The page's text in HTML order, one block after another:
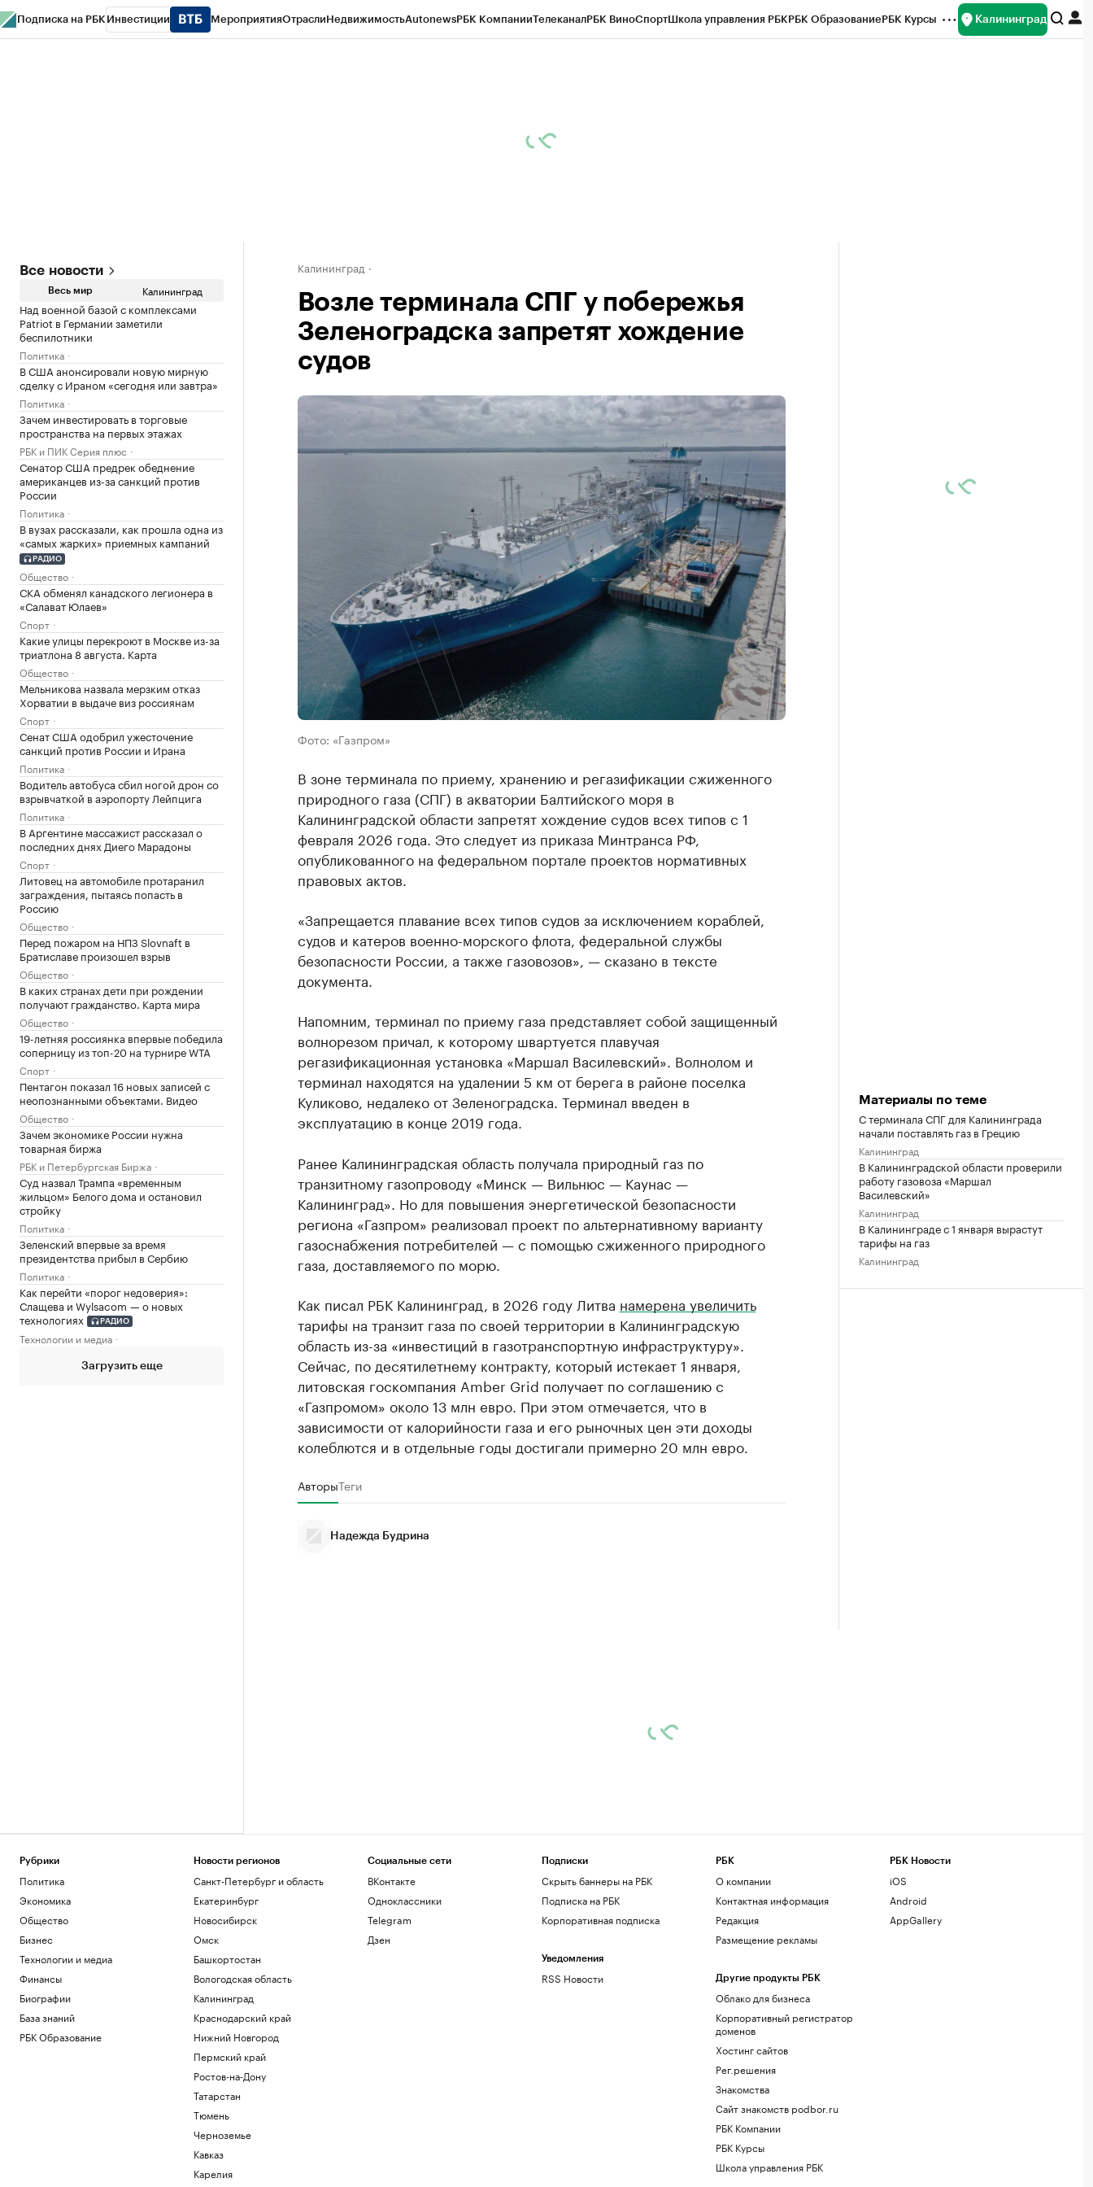
Подписка на РБК Инвестиции МероприятияОтраслиНедвижимостьAutonewsРБК КомпанииТелеканалРБК ВиноСпортШкола управления РБКРБК ОбразованиеРБК Курсы Калининград
Все новости
Весь мир Калининград
Над военной базой с комплексами
Patriot в Германии заметили
беспилотники
Политика
В США анонсировали новую мирную
сделку с Ираном «сегодня или завтра»
Политика
Зачем инвестировать в торговые
пространства на первых этажах
РБК и ПИК Серия плюс
Сенатор США предрек обеднение
американцев из-за санкций против
России
Политика
В вузах рассказали, как прошла одна из
«самых жарких» приемных кампаний
РАДИО
Общество
СКА обменял канадского легионера в
«Салават Юлаев»
Спорт
Какие улицы перекроют в Москве из-за
триатлона 8 августа. Карта
Общество
Мельникова назвала мерзким отказ
Хорватии в выдаче виз россиянам
Спорт
Сенат США одобрил ужесточение
санкций против России и Ирана
Политика
Водитель автобуса сбил ногой дрон со
взрывчаткой в аэропорту Лейпцига
Политика
В Аргентине массажист рассказал о
последних днях Диего Марадоны
Спорт
Литовец на автомобиле протаранил
заграждения, пытаясь попасть в
Россию
Общество
Перед пожаром на НПЗ Slovnaft в
Братиславе произошел взрыв
Общество
В каких странах дети при рождении
получают гражданство. Карта мира
Общество
19-летняя россиянка впервые победила
соперницу из топ-20 на турнире WTA
Спорт
Пентагон показал 16 новых записей с
неопознанными объектами. Видео
Общество
Зачем экономике России нужна
товарная биржа
РБК и Петербургская Биржа
Суд назвал Трампа «временным
жильцом» Белого дома и остановил
стройку
Политика
Зеленский впервые за время
президентства прибыл в Сербию
Политика
Как перейти «порог недоверия»:
Слащева и Wylsacom — о новых
технологиях
РАДИО
Технологии и медиа
Загрузить еще
Калининград
Возле терминала СПГ у побережья
Зеленоградска запретят хождение
судов
Фото: «Газпром»
В зоне терминала по приему, хранению и регазификации сжиженного
природного газа (СПГ) в акватории Балтийского моря в
Калининградской области запретят хождение судов всех типов с 1
февраля 2026 года. Это следует из приказа Минтранса РФ,
опубликованного на федеральном портале проектов нормативных
правовых актов.
«Запрещается плавание всех типов судов за исключением кораблей,
судов и катеров военно-морского флота, федеральной службы
безопасности России, а также газовозов», — сказано в тексте
документа.
Напомним, терминал по приему газа представляет собой защищенный
волнорезом причал, к которому швартуется плавучая
регазификационная установка «Маршал Василевский». Волнолом и
терминал находятся на удалении 5 км от берега в районе поселка
Куликово, недалеко от Зеленоградска. Терминал введен в
эксплуатацию в конце 2019 года.
Ранее Калининградская область получала природный газ по
транзитному газопроводу «Минск — Вильнюс — Каунас —
Калининград». Но для повышения энергетической безопасности
региона «Газпром» реализовал проект по альтернативному варианту
газоснабжения потребителей — с помощью сжиженного природного
газа, доставляемого по морю.
Как писал РБК Калининград, в 2026 году Литва намерена увеличить
тарифы на транзит газа по своей территории в Калининградскую
область из-за «инвестиций в газотранспортную инфраструктуру».
Сейчас, по десятилетнему контракту, который истекает 1 января,
литовская госкомпания Amber Grid получает по соглашению с
«Газпромом» около 13 млн евро. При этом отмечается, что в
зависимости от калорийности газа и его рыночных цен эти доходы
колеблются и в отдельные годы достигали примерно 20 млн евро.
АвторыТеги
Надежда Будрина
Материалы по теме
С терминала СПГ для Калининграда
начали поставлять газ в Грецию
Калининград
В Калининградской области проверили
работу газовоза «Маршал
Василевский»
Калининград
В Калининграде с 1 января вырастут
тарифы на газ
Калининград
Рубрики
Политика
Экономика
Общество
Бизнес
Технологии и медиа
Финансы
Биографии
База знаний
РБК Образование
Новости регионов
Санкт-Петербург и область
Екатеринбург
Новосибирск
Омск
Башкортостан
Вологодская область
Калининград
Краснодарский край
Нижний Новгород
Пермский край
Ростов-на-Дону
Татарстан
Тюмень
Черноземье
Кавказ
Карелия
Социальные сети
ВКонтакте
Одноклассники
Telegram
Дзен
Подписки
Скрыть баннеры на РБК
Подписка на РБК
Корпоративная подписка
Уведомления
RSS Новости
РБК
О компании
Контактная информация
Редакция
Размещение рекламы
Другие продукты РБК
Облако для бизнеса
Корпоративный регистратор
доменов
Хостинг сайтов
Рег.решения
Знакомства
Сайт знакомств podbor.ru
РБК Компании
РБК Курсы
Школа управления РБК
РБК Новости
iOS
Android
AppGallery